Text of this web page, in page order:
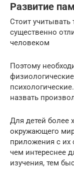
Развитие
Стоит учитывать
существенно
человеком
Поэтому
назвать
Для детей более
окружающего
приложения с их
чем интереснее
изучения, тем